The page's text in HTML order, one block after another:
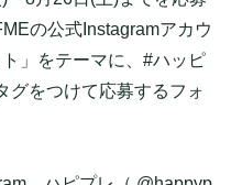
の公式Instagramアカウ
」をテーマに、#ハッピ
グをつけて応募するフォ